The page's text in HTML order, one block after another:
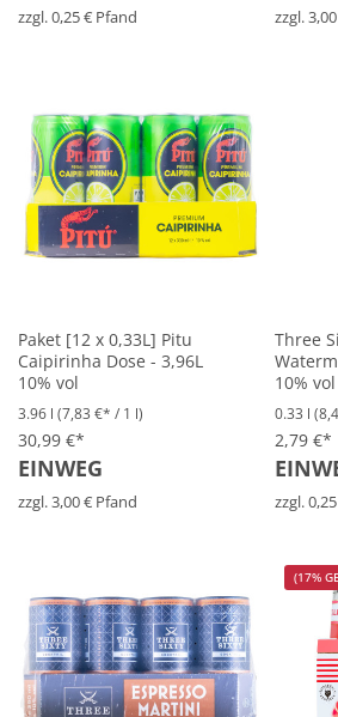
zzgl. 0,25 € Pfand zzgl.
Paket [12 x 0,33L] Pitu
Caipirinha Dose - 3,96L
10% vol
3.96 l (7,83 €* / 1 l)
30,99 €*
EINWEG
zzgl. 3,00 € Pfand
Three
10% vol
0.33 l
2,79 €*
zzgl.
(17%